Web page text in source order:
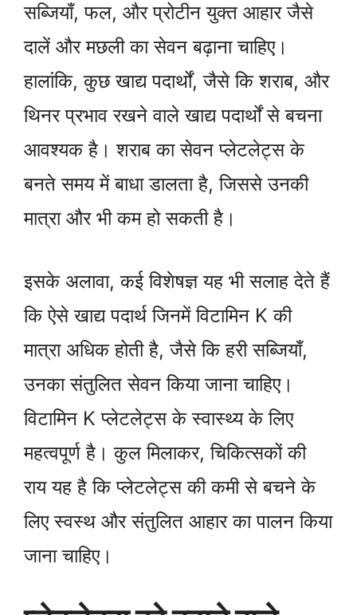
सब्जियाँ, फल, और प्रोटीन युक्त आहार जैसे
दालें और मछली का सेवन बढ़ाना चाहिए।
हालांकि, कुछ खाद्य पदार्थों, जैसे कि शराब, और
थिनर प्रभाव रखने वाले खाद्य पदार्थों से बचना
आवश्यक है। शराब का सेवन प्लेटलेट्स के
बनते समय में बाधा डालता है, जिससे उनकी
मात्रा और भी कम हो सकती है।
इसके अलावा, कई विशेषज्ञ यह भी सलाह देते हैं
कि ऐसे खाद्य पदार्थ जिनमें विटामिन K की
मात्रा अधिक होती है, जैसे कि हरी सब्जियाँ,
उनका संतुलित सेवन किया जाना चाहिए।
विटामिन K प्लेटलेट्स के स्वास्थ्य के लिए
महत्वपूर्ण है। कुल मिलाकर, चिकित्सकों की
राय यह है कि प्लेटलेट्स की कमी से बचने के
लिए स्वस्थ और संतुलित आहार का पालन किया
जाना चाहिए।